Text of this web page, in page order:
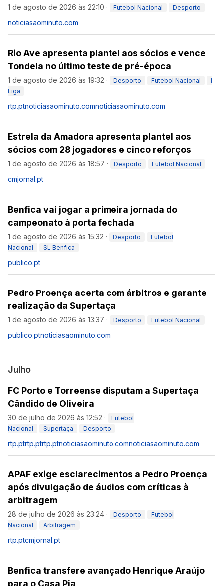
1 de agosto de 2026 às 22:10 · Futebol Nacional Desporto
noticiasaominuto.com
Rio Ave apresenta plantel aos sócios e vence
Tondela no último teste de pré-época
1 de agosto de 2026 às 19:32 · Desporto Futebol Nacional
I
Liga
rtp.ptnoticiasaominuto.comnoticiasaominuto.com
Estrela da Amadora apresenta plantel aos
sócios com 28 jogadores e cinco reforços
1 de agosto de 2026 às 18:57 · Desporto Futebol Nacional
cmjornal.pt
Benfica vai jogar a primeira jornada do
campeonato à porta fechada
1 de agosto de 2026 às 15:32 · Desporto
Futebol
Nacional
SL Benfica
publico.pt
Pedro Proença acerta com árbitros e garante
realização da Supertaça
1 de agosto de 2026 às 13:37 · Desporto Futebol Nacional
publico.ptnoticiasaominuto.com
Julho
FC Porto e Torreense disputam a Supertaça
Cândido de Oliveira
30 de julho de 2026 às 12:52 ·
Futebol
Nacional
Supertaça Desporto
rtp.ptrtp.ptrtp.ptnoticiasaominuto.comnoticiasaominuto.com
APAF exige esclarecimentos a Pedro Proença
após divulgação de áudios com críticas à
arbitragem
28 de julho de 2026 às 23:24 · Desporto
Futebol
Nacional
Arbitragem
rtp.ptcmjornal.pt
Benfica transfere avançado Henrique Araújo
para o Casa Pia